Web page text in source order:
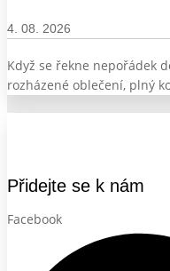
4. 08. 2026
Když se řekne nepořádek
rozházené oblečení, plný
Přidejte se k nám
Facebook